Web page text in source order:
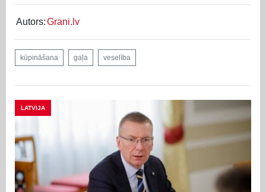
Autors:Grani.lv
kūpināšana gaļa veselība
LATVIJA